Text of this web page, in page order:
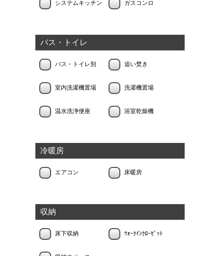
システムキッチン ガスコンロ
バス・トイレ
バス・トイレ別 追い焚き
室内洗濯機置場 洗濯機置場
温水洗浄便座 浴室乾燥機
冷暖房
エアコン 床暖房
収納
床下収納 ｳｫｰｸｲﾝｸﾛｰｾﾞｯﾄ